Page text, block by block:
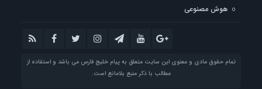
هوش مصنوعی
تمام حقوق مادی و معنوی این سایت متعلق به پیام خلیج فارس می باشد و استفاده از
مطالب با ذکر منبع بلامانع است.